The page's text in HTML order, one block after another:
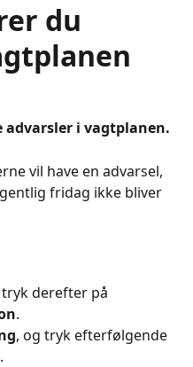
du
i vagtplanen.
vil have en advarsel,
fridag ikke bliver
tryk derefter på
.
, og tryk efterfølgende
.